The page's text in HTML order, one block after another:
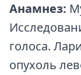
Анамнез:
голоса.
опухоль